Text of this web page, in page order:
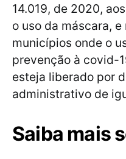
14.019, de 2020,
o uso da máscara,
municípios onde o
prevenção à covid-
esteja liberado por
administrativo de
Saiba mais